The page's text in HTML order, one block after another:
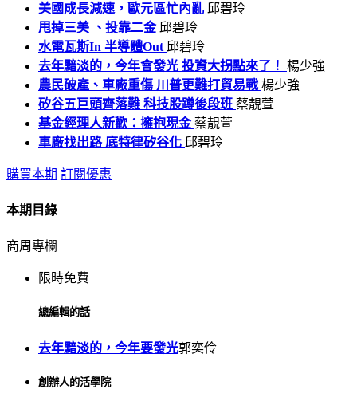
美國成長減速，歐元區忙內亂 邱碧玲
甩掉三美 、投靠二金 邱碧玲
水電瓦斯In 半導體Out 邱碧玲
去年黯淡的，今年會發光 投資大拐點來了！ 楊少強
農民破產、車廠重傷 川普更難打貿易戰楊少強
矽谷五巨頭齊落難 科技股蹲後段班 蔡靚萱
基金經理人新歡：擁抱現金蔡靚萱
車廠找出路 底特律矽谷化 邱碧玲
購買本期 訂閱優惠
本期目錄
商周專欄
限時免費
總編輯的話
去年黯淡的，今年要發光郭奕伶
創辦人的活學院